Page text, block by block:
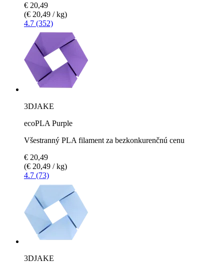
€ 20,49
(€ 20,49 / kg)
4.7 (352)
3DJAKE
ecoPLA Purple
Všestranný PLA filament za bezkonkurenčnú cenu
€ 20,49
(€ 20,49 / kg)
4.7 (73)
3DJAKE